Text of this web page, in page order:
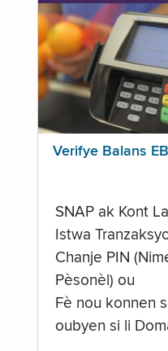
Verifye Balans
SNAP ak Kont
Istwa
Chanje PIN
Pèsonèl) ou
Fè nou konnen
oubyen si li